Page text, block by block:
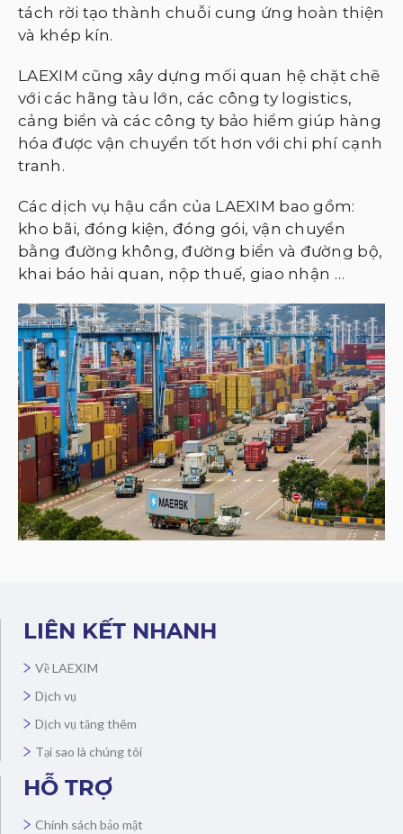
tách rời tạo thành chuỗi cung ứng hoàn thiện
và khép kín.
LAEXIM cũng xây dựng mối quan hệ chặt chẽ
với các hãng tàu lớn, các công ty logistics,
cảng biển và các công ty bảo hiểm giúp hàng
hóa được vận chuyển tốt hơn với chi phí cạnh
tranh.
Các dịch vụ hậu cần của LAEXIM bao gồm:
kho bãi, đóng kiện, đóng gói, vận chuyển
bằng đường không, đường biển và đường bộ,
khai báo hải quan, nộp thuế, giao nhận …
LIÊN KẾT NHANH
Về LAEXIM
Dịch vụ
Dịch vụ tăng thêm
Tại sao là chúng tôi
HỖ TRỢ
Chính sách bảo mật